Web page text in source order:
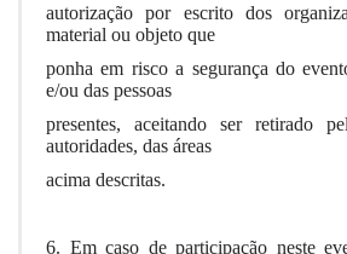
autorização por escrito dos
material ou objeto que
ponha em risco a segurança do
e/ou das pessoas
presentes, aceitando ser retirado
autoridades, das áreas
acima descritas.
6. Em caso de participação neste